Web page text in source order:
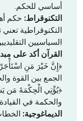
أساسي للحكم.
التكنوقراط: حكم
التكنوقراطية
السياسيين
القرآن أكد على
الجمع بين القوة
والحكمة في
الديماغوجية: